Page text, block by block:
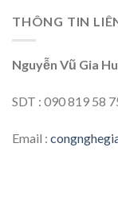
THÔNG TIN
Nguyễn Vũ Gia
SDT : 090 819 58
Email :